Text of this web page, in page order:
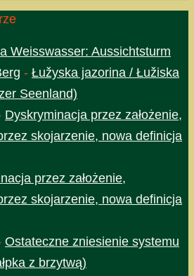
Weisswasser: Aussichtsturm
- Łužyska jazorina / Łužiska
Seenland)
Dyskryminacja przez założenie,
skojarzenie, nowa definicja
przez założenie,
skojarzenie, nowa definicja
Ostateczne zniesienie systemu
z brzytwą)